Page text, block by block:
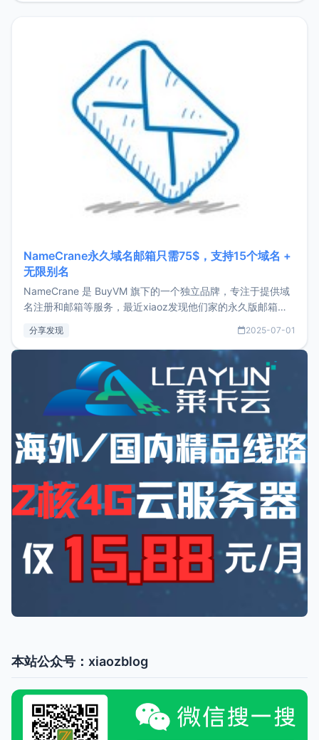
NameCrane永久域名邮箱只需75$，支持15个域名 +
无限别名
NameCrane 是 BuyVM 旗下的一个独立品牌，专注于提供域
名注册和邮箱等服务，最近xiaoz发现他们家的永久版邮箱服
又实惠的域名邮箱，不妨尝试一下 NameCrane。注册
NameCraneNameCrane不支持直接注册，必须要购买
分享发现 2025-07-01
本站公众号：xiaozblog